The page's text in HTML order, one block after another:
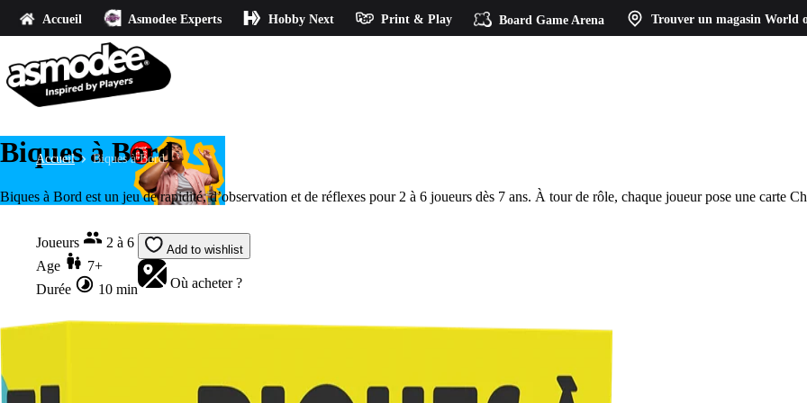
Accueil Asmodee Experts Hobby Next Print & Play Board Game Arena Trouver un magasin World
Accueil Biques à Bord
Biques à Bord
Biques à Bord est un jeu de rapidité, d’observation et de réflexes pour 2 à 6 joueurs dès 7 ans. À tour de rôle, chaque joueur pose une carte
Joueurs
2 à 6
Age
7+
Durée
10 min
Add to wishlist
Où acheter ?